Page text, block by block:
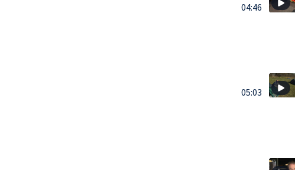
04:46
05:03